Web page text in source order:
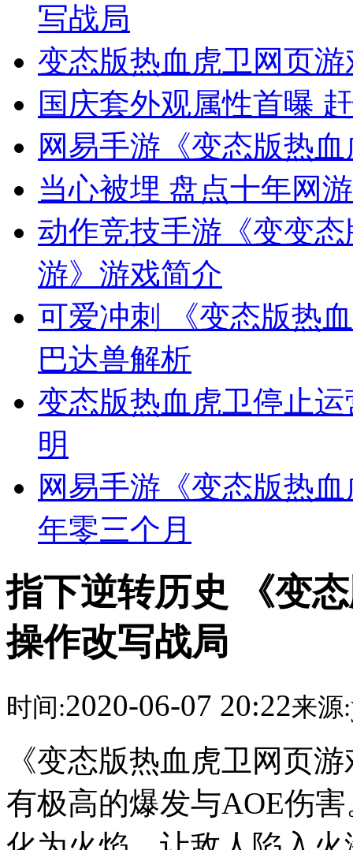
写战局
变态版热血虎卫网页
国庆套外观属性首曝
网易手游《变态版热
当心被埋 盘点十年网
动作竞技手游《变变
游》游戏简介
可爱冲刺 《变态版热
巴达兽解析
变态版热血虎卫停止
明
网易手游《变态版热
年零三个月
指下逆转历史 《变
操作改写战局
时间:2020-06-07 20:22来源:
《变态版热血虎卫网页
有极高的爆发与AOE伤